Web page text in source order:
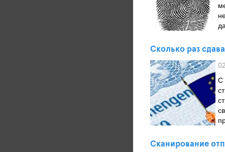
Сколько раз
С
Сканирование